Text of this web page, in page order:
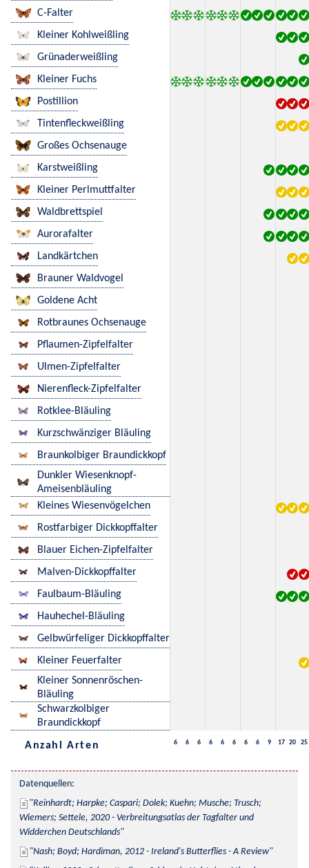
C-Falter
Kleiner Kohlweißling
Grünaderweißling
Kleiner Fuchs
Postillion
Tintenfleckweißling
Großes Ochsenauge
Karstweißling
Kleiner Perlmuttfalter
Waldbrettspiel
Aurorafalter
Landkärtchen
Brauner Waldvogel
Goldene Acht
Rotbraunes Ochsenauge
Pflaumen-Zipfelfalter
Ulmen-Zipfelfalter
Nierenfleck-Zipfelfalter
Rotklee-Bläuling
Kurzschwänziger Bläuling
Braunkolbiger Braundickkopf
Dunkler Wiesenknopf-
Ameisenbläuling
Kleines Wiesenvögelchen
Rostfarbiger Dickkopffalter
Blauer Eichen-Zipfelfalter
Malven-Dickkopffalter
Faulbaum-Bläuling
Hauhechel-Bläuling
Gelbwürfeliger Dickkopffalter
Kleiner Feuerfalter
Kleiner Sonnenröschen-
Bläuling
Schwarzkolbiger
Braundickkopf
Anzahl Arten 6 6 6 6 6 6 6 6 9 17 20 25
Datenquellen:
Reinhardt; Harpke; Caspari; Dolek; Kuehn; Musche; Trusch;
Wiemers; Settele, 2020 - Verbreitungsatlas der Tagfalter und
Widderchen Deutschlands
Nash; Boyd; Hardiman, 2012 - Ireland's Butterflies - A Review